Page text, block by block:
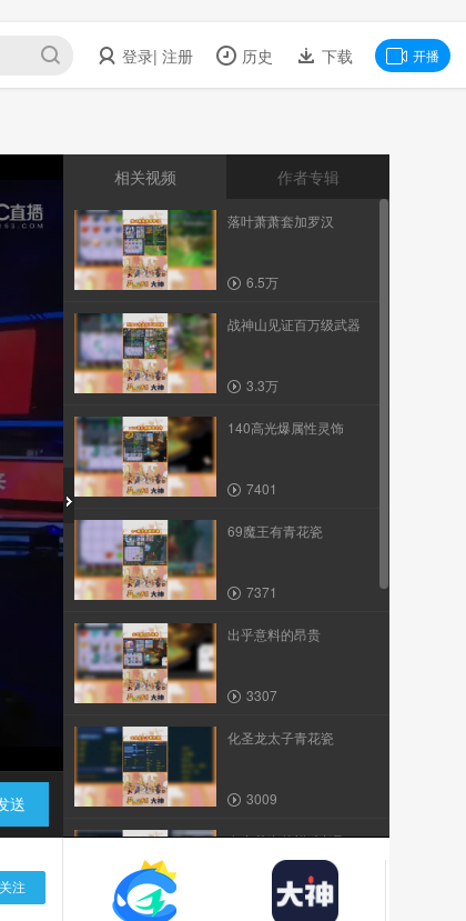
登录| 注册 历史 下载 开播
送
相关视频 作者专辑
落叶萧萧套加罗汉
6.5万
战神山见证百万级武器
3.3万
140高光爆属性灵饰
7401
69魔王有青花瓷
7371
出乎意料的昂贵
3307
化圣龙太子青花瓷
3009
有青花瓷的祥瑞起飞
2670
关注